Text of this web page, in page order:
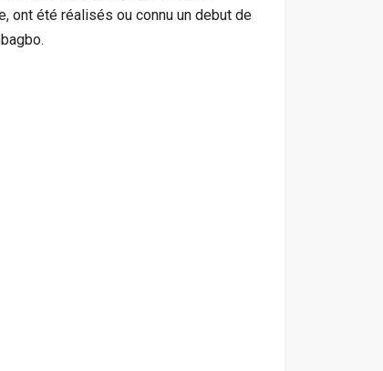
ont été réalisés ou connu un debut de